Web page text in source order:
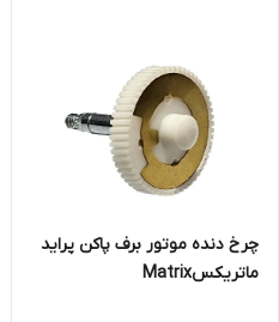
چرخ دنده موتور برف پاکن پراید
ماتریکسMatrix